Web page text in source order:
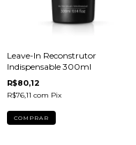
Leave-In Reconstrutor
Indispensable 300ml
R$80,12
R$76,11 com Pix